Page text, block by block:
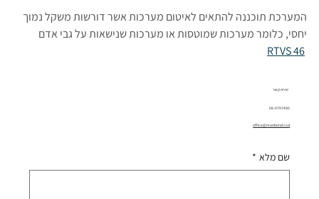
המערכת תוכננה להתאים לאיטום מערכות אשר דורשות משקל נמוך
יחסי, כלומר מערכות שמוטסות או מערכות שנישאות על גבי אדם
RTVS 46
שם מלא *
יצירת קשר
08-9797490
office@manbond.co.il